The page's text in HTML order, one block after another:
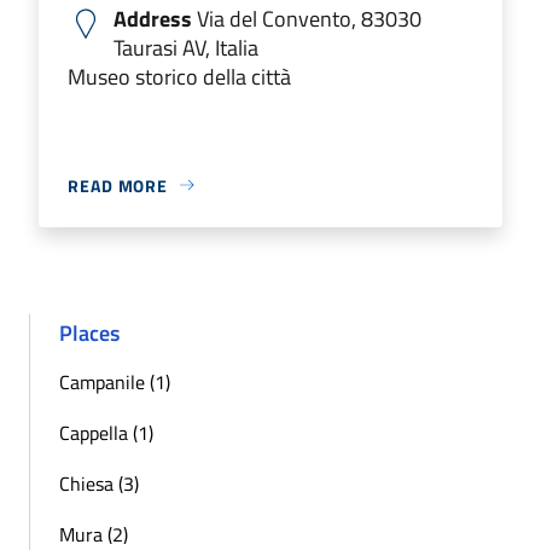
AddressVia del Convento, 83030
Taurasi AV, Italia
Museo storico della città
READ MORE
Places
Campanile (1)
Cappella (1)
Chiesa (3)
Mura (2)